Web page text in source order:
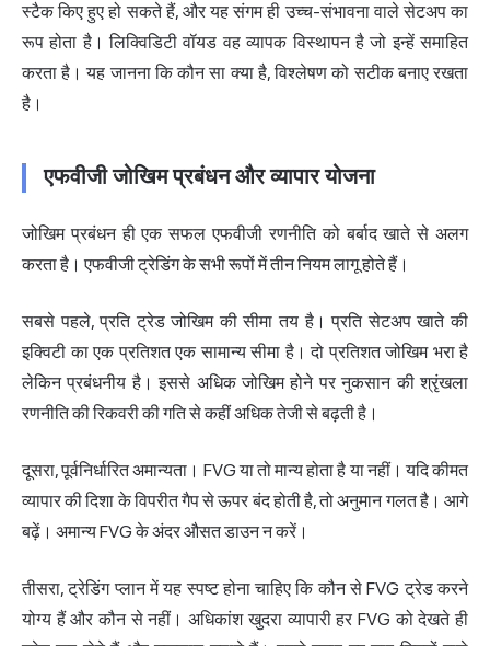
स्टैक किए हुए हो सकते हैं, और यह संगम ही उच्च-संभावना वाले सेटअप का
रूप होता है। लिक्विडिटी वॉयड वह व्यापक विस्थापन है जो इन्हें समाहित
करता है। यह जानना कि कौन सा क्या है, विश्लेषण को सटीक बनाए रखता
है।
एफवीजी जोखिम प्रबंधन और व्यापार योजना
जोखिम प्रबंधन ही एक सफल एफवीजी रणनीति को बर्बाद खाते से अलग
करता है। एफवीजी ट्रेडिंग के सभी रूपों में तीन नियम लागू होते हैं।
सबसे पहले, प्रति ट्रेड जोखिम की सीमा तय है। प्रति सेटअप खाते की
इक्विटी का एक प्रतिशत एक सामान्य सीमा है। दो प्रतिशत जोखिम भरा है
लेकिन प्रबंधनीय है। इससे अधिक जोखिम होने पर नुकसान की श्रृंखला
रणनीति की रिकवरी की गति से कहीं अधिक तेजी से बढ़ती है।
दूसरा, पूर्वनिर्धारित अमान्यता। FVG या तो मान्य होता है या नहीं। यदि कीमत
व्यापार की दिशा के विपरीत गैप से ऊपर बंद होती है, तो अनुमान गलत है। आगे
बढ़ें। अमान्य FVG के अंदर औसत डाउन न करें।
तीसरा, ट्रेडिंग प्लान में यह स्पष्ट होना चाहिए कि कौन से FVG ट्रेड करने
योग्य हैं और कौन से नहीं। अधिकांश खुदरा व्यापारी हर FVG को देखते ही